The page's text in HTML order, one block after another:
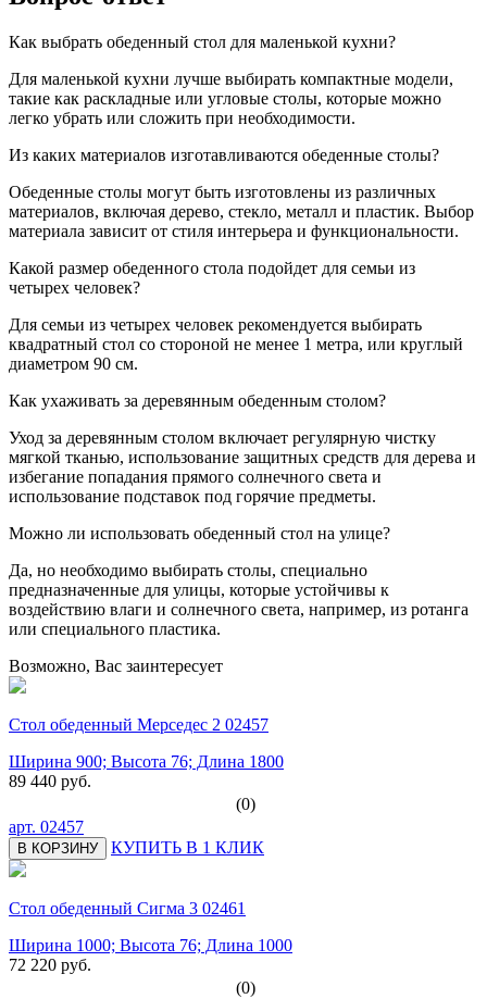
Как выбрать обеденный стол для маленькой кухни?
Для маленькой кухни лучше выбирать компактные модели,
такие как раскладные или угловые столы, которые можно
легко убрать или сложить при необходимости.
Из каких материалов изготавливаются обеденные столы?
Обеденные столы могут быть изготовлены из различных
материалов, включая дерево, стекло, металл и пластик. Выбор
материала зависит от стиля интерьера и функциональности.
Какой размер обеденного стола подойдет для семьи из
четырех человек?
Для семьи из четырех человек рекомендуется выбирать
квадратный стол со стороной не менее 1 метра, или круглый
диаметром 90 см.
Как ухаживать за деревянным обеденным столом?
Уход за деревянным столом включает регулярную чистку
мягкой тканью, использование защитных средств для дерева и
избегание попадания прямого солнечного света и
использование подставок под горячие предметы.
Можно ли использовать обеденный стол на улице?
Да, но необходимо выбирать столы, специально
предназначенные для улицы, которые устойчивы к
воздействию влаги и солнечного света, например, из ротанга
или специального пластика.
Возможно, Вас заинтересует
Стол обеденный Мерседес 2 02457
Ширина 900; Высота 76; Длина 1800
89 440 руб.
(0)
арт. 02457
В КОРЗИНУ КУПИТЬ В 1 КЛИК
Стол обеденный Сигма 3 02461
Ширина 1000; Высота 76; Длина 1000
72 220 руб.
(0)